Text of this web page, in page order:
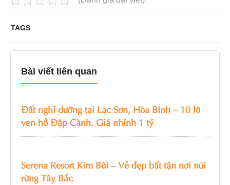
TAGS
Bài viết liên quan
Đất nghỉ dưỡng tại Lạc Sơn, Hòa Bình – 10 lô
ven hồ Đập Cành. Giá nhỉnh 1 tỷ
Serena Resort Kim Bôi – Vẻ đẹp bất tận nơi núi
rừng Tây Bắc